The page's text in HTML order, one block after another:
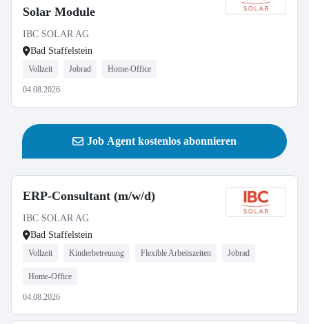
Solar Module
IBC SOLAR AG
Bad Staffelstein
Vollzeit Jobrad Home-Office
04.08.2026
Job Agent kostenlos abonnieren
ERP-Consultant (m/w/d)
IBC SOLAR AG
Bad Staffelstein
Vollzeit Kinderbetreuung Flexible Arbeitszeiten Jobrad
Home-Office
04.08.2026